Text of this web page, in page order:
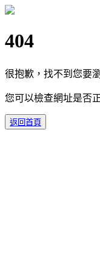
404
很抱歉，找不到您要
您可以檢查網址是否
返回首頁